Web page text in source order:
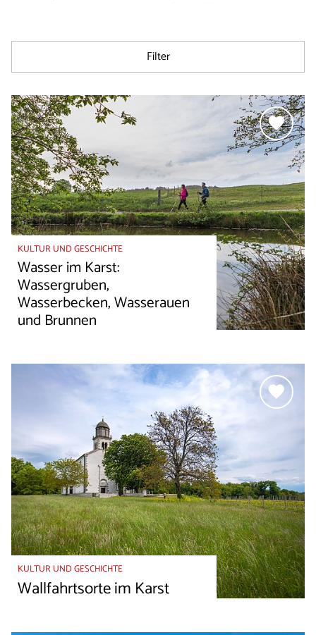
Filter
KULTUR UND GESCHICHTE
Wasser im Karst:
Wassergruben,
Wasserbecken, Wasserauen
und Brunnen
KULTUR UND GESCHICHTE
Wallfahrtsorte im Karst